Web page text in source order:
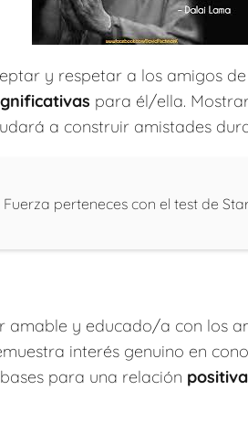
y respetar a los amigos
para él/ella.
a construir amistades
perteneces con el test de
amable y educado/a con los
interés genuino en
para una relación positiva